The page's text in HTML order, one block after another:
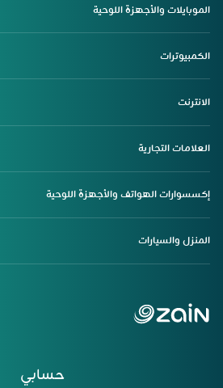
حسابي
الموبايلات والأجهزة اللوحية
الكمبيوترات
الانترنت
العلامات التجارية
إكسسوارات الهواتف والأجهزة اللوحية
المنزل والسيارات